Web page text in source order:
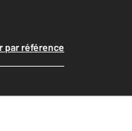
par référence